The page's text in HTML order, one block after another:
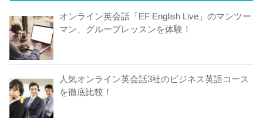
オンライン英会話「EF English Live」のマンツー
マン、グループレッスンを体験！
人気オンライン英会話3社のビジネス英語コース
を徹底比較！